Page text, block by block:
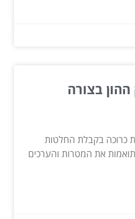
בצורה
כרוכה בקבלת החלטות
את המטרות והערכים